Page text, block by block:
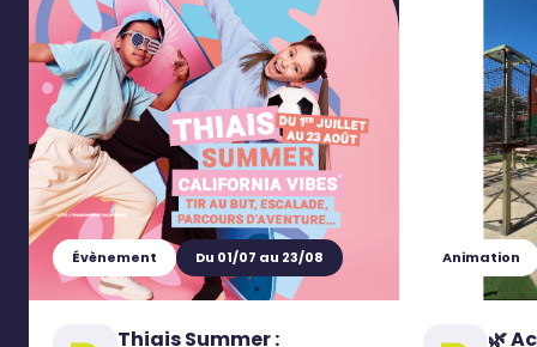
Évènement Du 01/07 au 23/08
Thiais Summer :
Animation
🌿